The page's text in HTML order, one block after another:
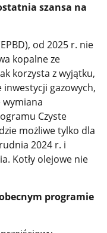
szansa na
od 2025 r. nie
kopalne ze
korzysta z wyjątku,
gazowych,
Czyste
możliwe tylko dla
2024 r. i
Kotły olejowe nie
programie